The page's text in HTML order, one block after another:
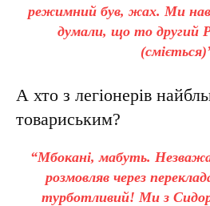
режимний був, жах. Ми
думали, що то другий
А хто з легіонерів
товариським?
“Мбокані, мабуть.
розмовляв через
турботливий! Ми з